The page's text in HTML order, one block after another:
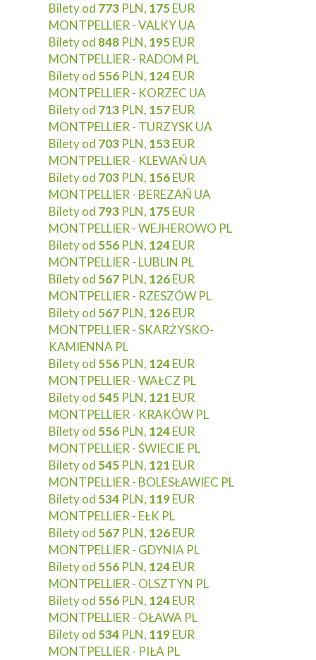
Bilety od 773 PLN, 175EUR
MONTPELLIER - VALKY UA
Bilety od 848 PLN, 195EUR
MONTPELLIER - RADOM PL
Bilety od 556 PLN, 124EUR
MONTPELLIER - KORZEC UA
Bilety od 713 PLN, 157EUR
MONTPELLIER - TURZYSK UA
Bilety od 703 PLN, 153EUR
MONTPELLIER - KLEWAŃ UA
Bilety od 703 PLN, 156EUR
MONTPELLIER - BEREZAŃ UA
Bilety od 793 PLN, 175EUR
MONTPELLIER - WEJHEROWO PL
Bilety od 556 PLN, 124EUR
MONTPELLIER - LUBLIN PL
Bilety od 567 PLN, 126EUR
MONTPELLIER - RZESZÓW PL
Bilety od 567 PLN, 126EUR
MONTPELLIER - SKARŻYSKO-
KAMIENNA PL
Bilety od 556 PLN, 124EUR
MONTPELLIER - WAŁCZ PL
Bilety od 545 PLN, 121 EUR
MONTPELLIER - KRAKÓW PL
Bilety od 556 PLN, 124EUR
MONTPELLIER - ŚWIECIE PL
Bilety od 545 PLN, 121 EUR
MONTPELLIER - BOLESŁAWIEC PL
Bilety od 534 PLN, 119EUR
MONTPELLIER - EŁK PL
Bilety od 567 PLN, 126EUR
MONTPELLIER - GDYNIA PL
Bilety od 556 PLN, 124EUR
MONTPELLIER - OLSZTYN PL
Bilety od 556 PLN, 124EUR
MONTPELLIER - OŁAWA PL
Bilety od 534 PLN, 119EUR
MONTPELLIER - PIŁA PL